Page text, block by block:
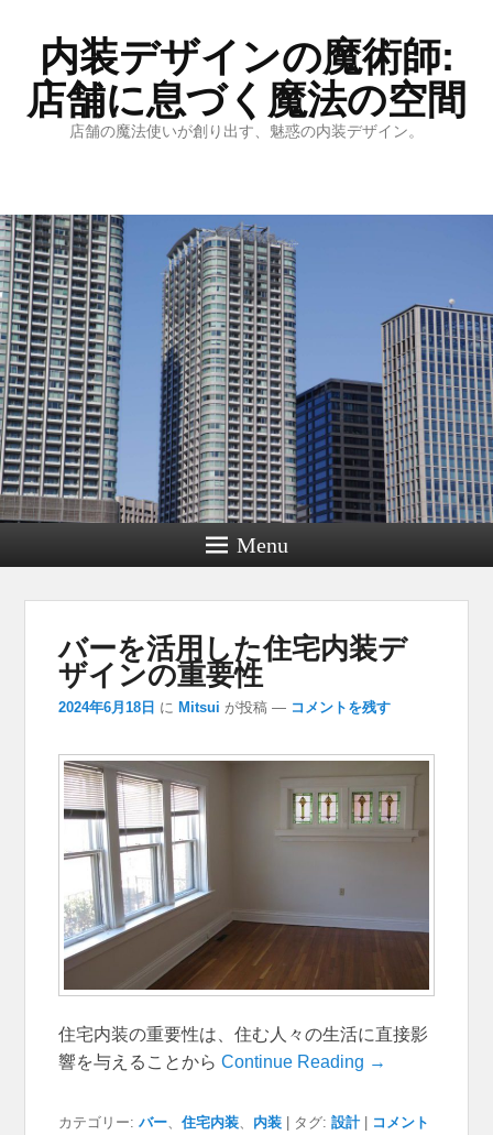
内装デザインの魔術師:
店舗に息づく魔法の空間
店舗の魔法使いが創り出す、魅惑の内装デザイン。
Menu
バーを活用した住宅内装デ
ザインの重要性
2024年6月18日 に Mitsui が投稿 — コメントを残す
住宅内装の重要性は、住む人々の生活に直接影
響を与えることからContinue Reading →
カテゴリー: バー 、住宅内装 内装 | タグ: 設計 | コメント